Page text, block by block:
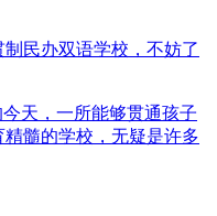
民办双语学校，不妨了
天，一所能够贯通孩子
髓的学校，无疑是许多